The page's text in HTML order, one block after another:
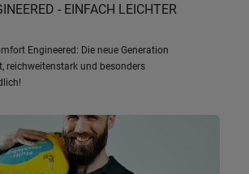
- EINFACH LEICHTER
Engineered: Die neue Generation
reichweitenstark und besonders